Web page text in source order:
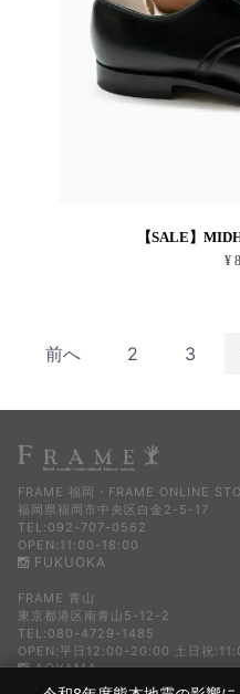
【SALE】
¥
前へ 2 3
FRAME 福岡・FRAME ONLINE
福岡県福岡市中央区白金2-5-17
TEL:092-707-0562
OPEN:11:00-18:00
FUKUOKA
FRAME 青山
東京都港区南青山5-12-2
TEL:080-4729-1485
OPEN:平日12:00-20:00 土日祝
AOYAMA